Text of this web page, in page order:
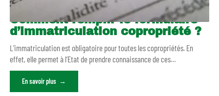
Comment remplir le formulaire
d’immatriculation copropriété ?
L’immatriculation est obligatoire pour toutes les copropriétés. En
effet, elle permet à l’Etat de prendre connaissance de ces…
En savoir plus